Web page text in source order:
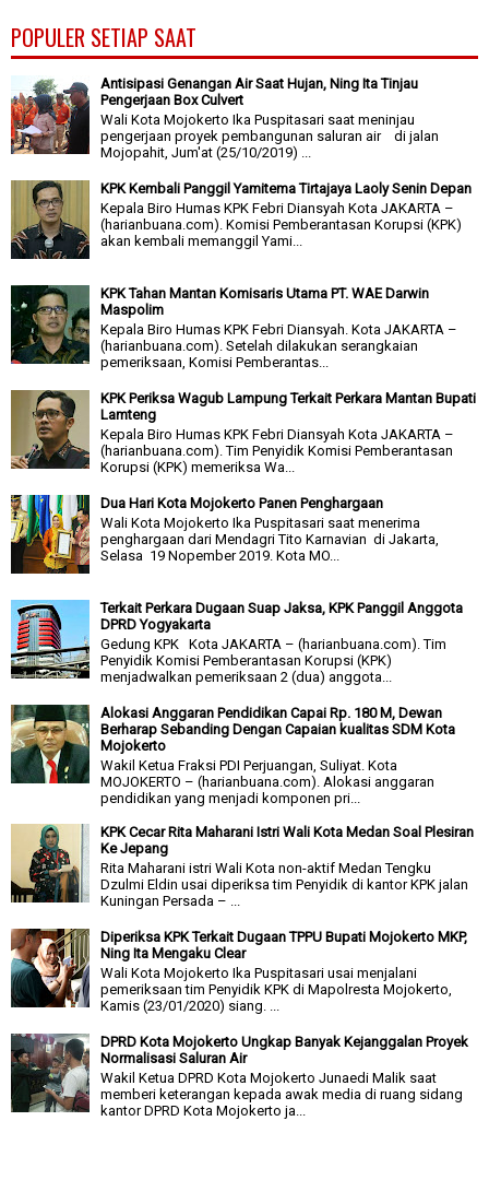
POPULER SETIAP SAAT
Antisipasi Genangan Air Saat Hujan, Ning Ita Tinjau
Pengerjaan Box Culvert
Wali Kota Mojokerto Ika Puspitasari saat meninjau
pengerjaan proyek pembangunan saluran air di jalan
Mojopahit, Jum'at (25/10/2019) ...
KPK Kembali Panggil Yamitema Tirtajaya Laoly Senin Depan
Kepala Biro Humas KPK Febri Diansyah Kota JAKARTA –
(harianbuana.com). Komisi Pemberantasan Korupsi (KPK)
akan kembali memanggil Yami...
KPK Tahan Mantan Komisaris Utama PT. WAE Darwin
Maspolim
Kepala Biro Humas KPK Febri Diansyah. Kota JAKARTA –
(harianbuana.com). Setelah dilakukan serangkaian
pemeriksaan, Komisi Pemberantas...
KPK Periksa Wagub Lampung Terkait Perkara Mantan Bupati
Lamteng
Kepala Biro Humas KPK Febri Diansyah Kota JAKARTA –
(harianbuana.com). Tim Penyidik Komisi Pemberantasan
Korupsi (KPK) memeriksa Wa...
Dua Hari Kota Mojokerto Panen Penghargaan
Wali Kota Mojokerto Ika Puspitasari saat menerima
penghargaan dari Mendagri Tito Karnavian di Jakarta,
Selasa 19 Nopember 2019. Kota MO...
Terkait Perkara Dugaan Suap Jaksa, KPK Panggil Anggota
DPRD Yogyakarta
Gedung KPK Kota JAKARTA – (harianbuana.com). Tim
Penyidik Komisi Pemberantasan Korupsi (KPK)
menjadwalkan pemeriksaan 2 (dua) anggota...
Alokasi Anggaran Pendidikan Capai Rp. 180 M, Dewan
Berharap Sebanding Dengan Capaian kualitas SDM Kota
Mojokerto
Wakil Ketua Fraksi PDI Perjuangan, Suliyat. Kota
MOJOKERTO – (harianbuana.com). Alokasi anggaran
pendidikan yang menjadi komponen pri...
KPK Cecar Rita Maharani Istri Wali Kota Medan Soal Plesiran
Ke Jepang
Rita Maharani istri Wali Kota non-aktif Medan Tengku
Dzulmi Eldin usai diperiksa tim Penyidik di kantor KPK jalan
Kuningan Persada – ...
Diperiksa KPK Terkait Dugaan TPPU Bupati Mojokerto MKP,
Ning Ita Mengaku Clear
Wali Kota Mojokerto Ika Puspitasari usai menjalani
pemeriksaan tim Penyidik KPK di Mapolresta Mojokerto,
Kamis (23/01/2020) siang. ...
DPRD Kota Mojokerto Ungkap Banyak Kejanggalan Proyek
Normalisasi Saluran Air
Wakil Ketua DPRD Kota Mojokerto Junaedi Malik saat
memberi keterangan kepada awak media di ruang sidang
kantor DPRD Kota Mojokerto ja...